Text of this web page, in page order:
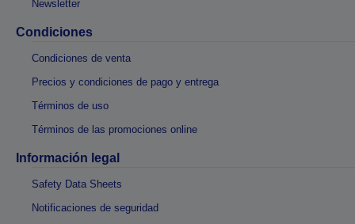
Newsletter
Condiciones
Condiciones de venta
Precios y condiciones de pago y entrega
Términos de uso
Términos de las promociones online
Información legal
Safety Data Sheets
Notificaciones de seguridad